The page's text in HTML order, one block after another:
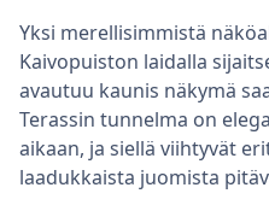
Yksi merellisimmistä
Kaivopuiston laidalla
avautuu kaunis näkymä
Terassin tunnelma on
aikaan, ja siellä viihtyvät
laadukkaista juomista